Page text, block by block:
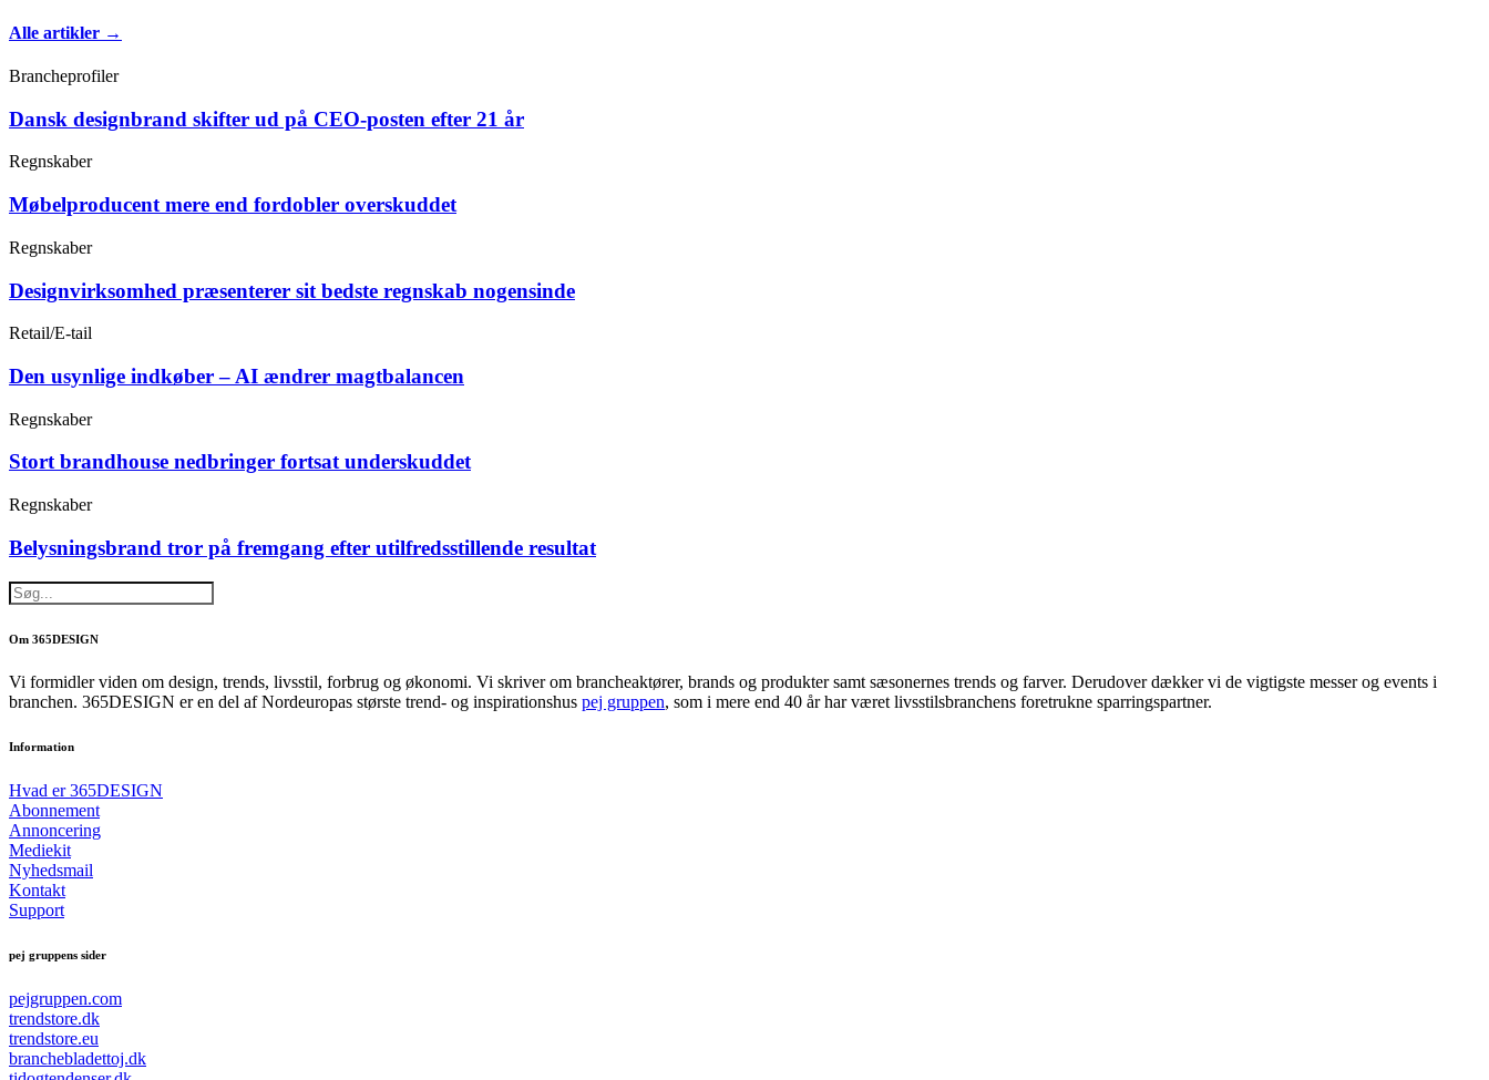
Alle artikler →
Brancheprofiler
Dansk designbrand skifter ud på CEO-posten efter 21 år
Regnskaber
Møbelproducent mere end fordobler overskuddet
Regnskaber
Designvirksomhed præsenterer sit bedste regnskab nogensinde
Retail/E-tail
Den usynlige indkøber – AI ændrer magtbalancen
Regnskaber
Stort brandhouse nedbringer fortsat underskuddet
Regnskaber
Belysningsbrand tror på fremgang efter utilfredsstillende resultat
Om 365DESIGN
Vi formidler viden om design, trends, livsstil, forbrug og økonomi. Vi skriver om brancheaktører, brands og produkter samt sæsonernes trends og farver. Derudover dækker vi de vigtigste messer og events i
branchen. 365DESIGN er en del af Nordeuropas største trend- og inspirationshus pej gruppen, som i mere end 40 år har været livsstilsbranchens foretrukne sparringspartner.
Information
Hvad er 365DESIGN
Abonnement
Annoncering
Mediekit
Nyhedsmail
Kontakt
Support
pej gruppens sider
pejgruppen.com
trendstore.dk
trendstore.eu
branchebladettoj.dk